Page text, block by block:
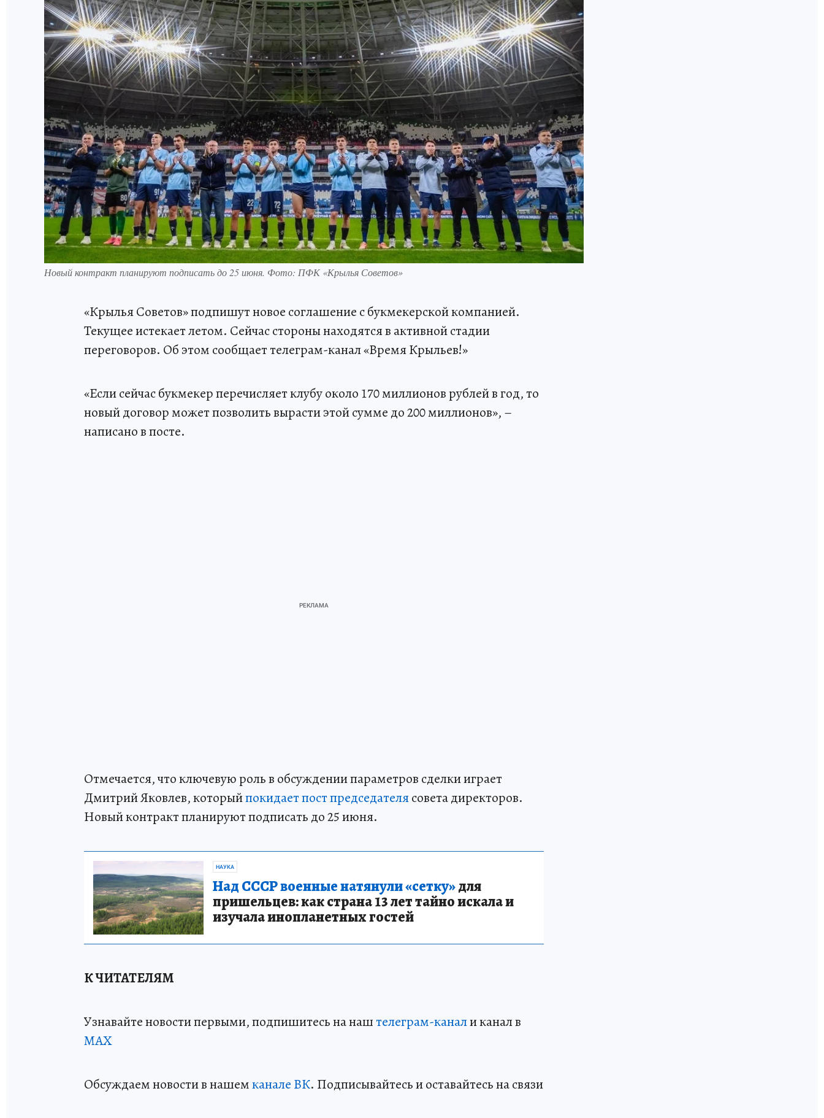
Новый контракт планируют подписать до 25 июня. Фото: ПФК «Крылья Советов»
«Крылья Советов» подпишут новое соглашение с букмекерской компанией.
Текущее истекает летом. Сейчас стороны находятся в активной стадии
переговоров. Об этом сообщает телеграм-канал «Время Крыльев!»
«Если сейчас букмекер перечисляет клубу около 170 миллионов рублей в год, то
новый договор может позволить вырасти этой сумме до 200 миллионов», –
написано в посте.
Отмечается, что ключевую роль в обсуждении параметров сделки играет
Дмитрий Яковлев, которыйпокидает пост председателясовета директоров.
Новый контракт планируют подписать до 25 июня.
НАУКА
Над СССР военные натянули «сетку»для
пришельцев: как страна 13 лет тайно искала и
изучала инопланетных гостей
К ЧИТАТЕЛЯМ
Узнавайте новости первыми, подпишитесь на наштелеграм-канали канал в
МАХ
Обсуждаем новости в нашемканале ВК. Подписывайтесь и оставайтесь на связи